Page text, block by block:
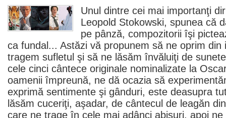
Unul dintre cei mai importanţi
Leopold Stokowski, spunea că
pe pânză, compozitorii îşi
ca fundal... Astăzi vă propunem să ne oprim din
tragem sufletul şi să ne lăsăm învăluiţi de
cele cinci cântece originale nominalizate la
oamenii împreună, ne dă ocazia să
exprimă sentimente şi gânduri, este deasupra
lăsăm cuceriţi, aşadar, de cântecul de leagăn
care ne trage în cele mai adânci abisuri, apoi